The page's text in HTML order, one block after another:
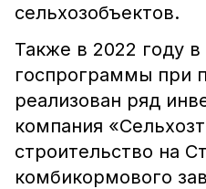
сельхозобъектов.
Также в 2022 году
госпрограммы при
реализован ряд
компания
строительство на
комбикормового